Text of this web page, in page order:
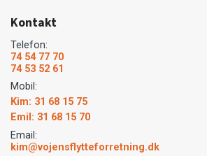
Kontakt
Telefon:
74 54 77 70
74 53 52 61
Mobil:
Kim: 31 68 15 75
Emil: 31 68 15 70
Email:
kim@vojensflytteforretning.dk